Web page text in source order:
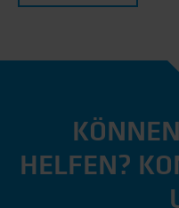
HELFEN?